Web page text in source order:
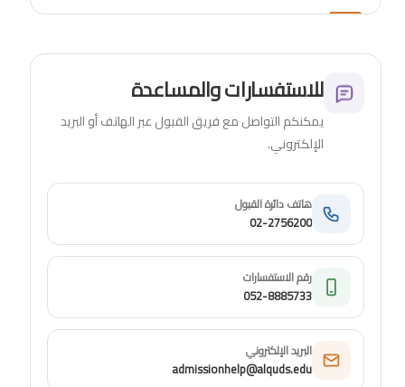
للاستفسارات والمساعدة
يمكنكم التواصل مع فريق القبول عبر الهاتف أو البريد
الإلكتروني.
هاتف دائرة القبول
02-2756200
رقم الاستفسارات
052-8885733
البريد الإلكتروني
admissionhelp@alquds.edu